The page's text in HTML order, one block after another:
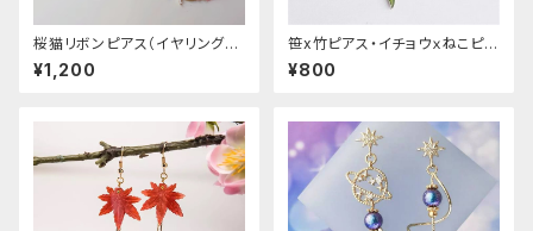
桜猫リボンピアス（イヤリング変
更可能
¥1,200
笹x竹ピアス・イチョウｘねこピア
ス
¥800